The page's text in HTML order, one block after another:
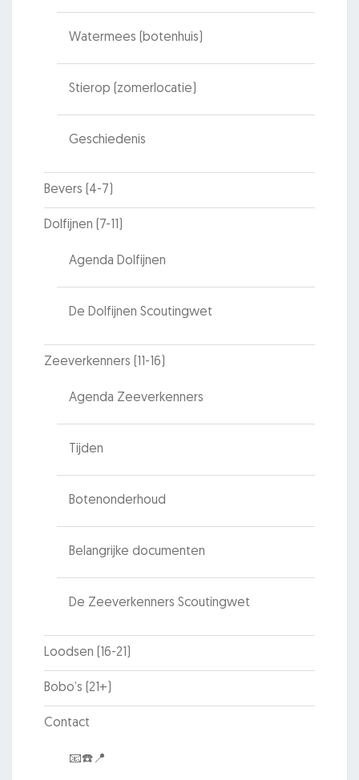
Watermees (botenhuis)
Stierop (zomerlocatie)
Geschiedenis
Bevers (4-7)
Dolfijnen (7-11)
Agenda Dolfijnen
De Dolfijnen Scoutingwet
Zeeverkenners (11-16)
Agenda Zeeverkenners
Tijden
Botenonderhoud
Belangrijke documenten
De Zeeverkenners Scoutingwet
Loodsen (16-21)
Bobo’s (21+)
Contact
📧☎️📍